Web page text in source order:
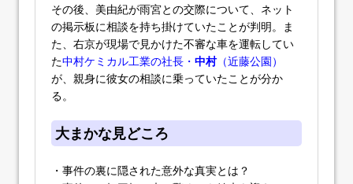
その後、美由紀が雨宮との交際について、ネット
の掲示板に相談を持ち掛けていたことが判明。ま
た、右京が現場で見かけた不審な車を運転してい
た中村ケミカル工業の社長・ 中村（近藤公園）
が、親身に彼女の相談に乗っていたことが分か
る。
大まかな見どころ
・事件の裏に隠された意外な真実とは？